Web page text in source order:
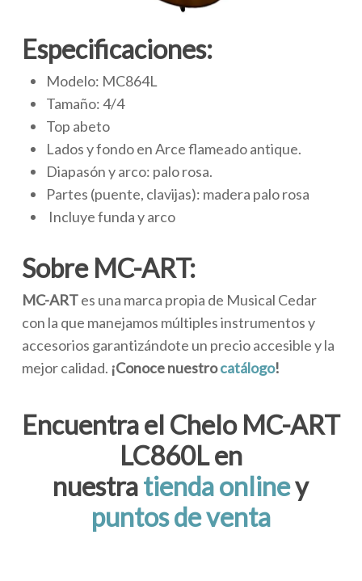
Especificaciones:
Modelo: MC864L
Tamaño: 4/4
Top abeto
Lados y fondo en Arce flameado antique.
Diapasón y arco: palo rosa.
Partes (puente, clavijas): madera palo rosa
Incluye funda y arco
Sobre MC-ART:
MC-ARTes una marca propia de Musical Cedar
con la que manejamos múltiples instrumentos y
accesorios garantizándote un precio accesible y la
mejor calidad. ¡Conoce nuestrocatálogo!
Encuentra el Chelo MC-ART
LC860L en
nuestratienda onliney
puntos de venta